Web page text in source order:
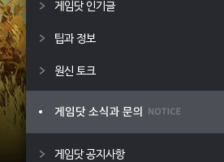
게임닷 인기글
팁과 정보
원신 토크
게임닷 공지사항